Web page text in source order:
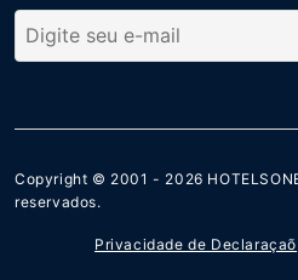
Copyright © 2001 - 2026
reservados.
Privacidade de Declaraçaõ